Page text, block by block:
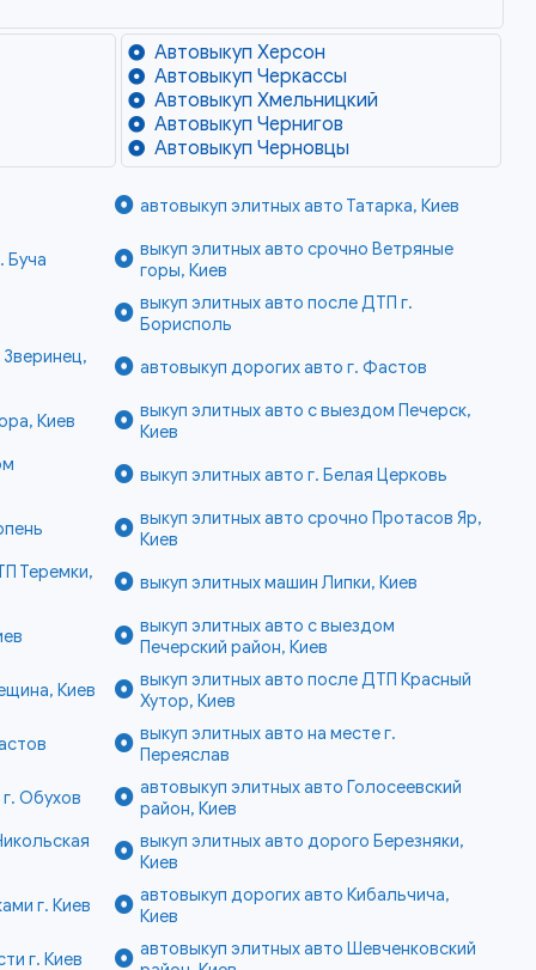
Автовыкуп Херсон
Автовыкуп Черкассы
Автовыкуп Хмельницкий
Автовыкуп Чернигов
Автовыкуп Черновцы
автовыкуп элитных авто Татарка, Киев
Буча
выкуп элитных авто срочно Ветряные
горы, Киев
выкуп элитных авто после ДТП г.
Борисполь
автовыкуп дорогих авто г. Фастов
Киев
выкуп элитных авто с выездом Печерск,
Киев
выкуп элитных авто г. Белая Церковь
выкуп элитных авто срочно Протасов Яр,
Киев
Теремки,
выкуп элитных машин Липки, Киев
выкуп элитных авто с выездом
Печерский район, Киев
Киев
выкуп элитных авто после ДТП Красный
Хутор, Киев
выкуп элитных авто на месте г.
Переяслав
Обухов
автовыкуп элитных авто Голосеевский
район, Киев
выкуп элитных авто дорого Березняки,
Киев
г. Киев
автовыкуп дорогих авто Кибальчича,
Киев
г. Киев
автовыкуп элитных авто Шевченковский